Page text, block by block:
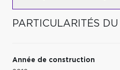
PARTICULARITÉS DU
Année de construction